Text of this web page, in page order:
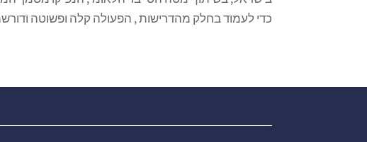
כדי לעמוד בחלק מהדרישות , הפעולה קלה ופשוטה